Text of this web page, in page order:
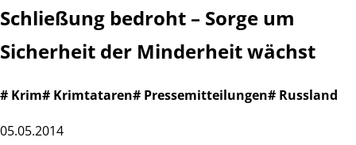
Schließung bedroht – Sorge um
Sicherheit der Minderheit wächst
# Krim# Krimtataren# Pressemitteilungen# Russland
05.05.2014